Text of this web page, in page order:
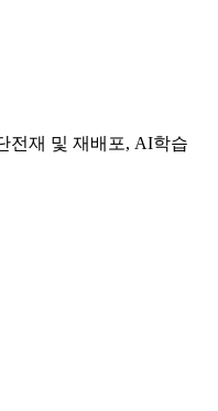
전재 및 재배포, AI학습